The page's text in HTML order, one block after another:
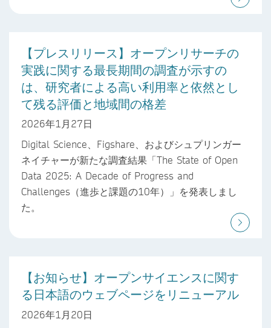
【プレスリリース】オープンリサーチの
実践に関する最長期間の調査が示すの
は、研究者による高い利用率と依然とし
て残る評価と地域間の格差
2026年1月27日
Digital Science、Figshare、およびシュプリンガー
ネイチャーが新たな調査結果「The State of Open
Data 2025: A Decade of Progress and
Challenges（進歩と課題の10年）」を発表しまし
た。
【お知らせ】オープンサイエンスに関す
る日本語のウェブページをリニューアル
2026年1月20日